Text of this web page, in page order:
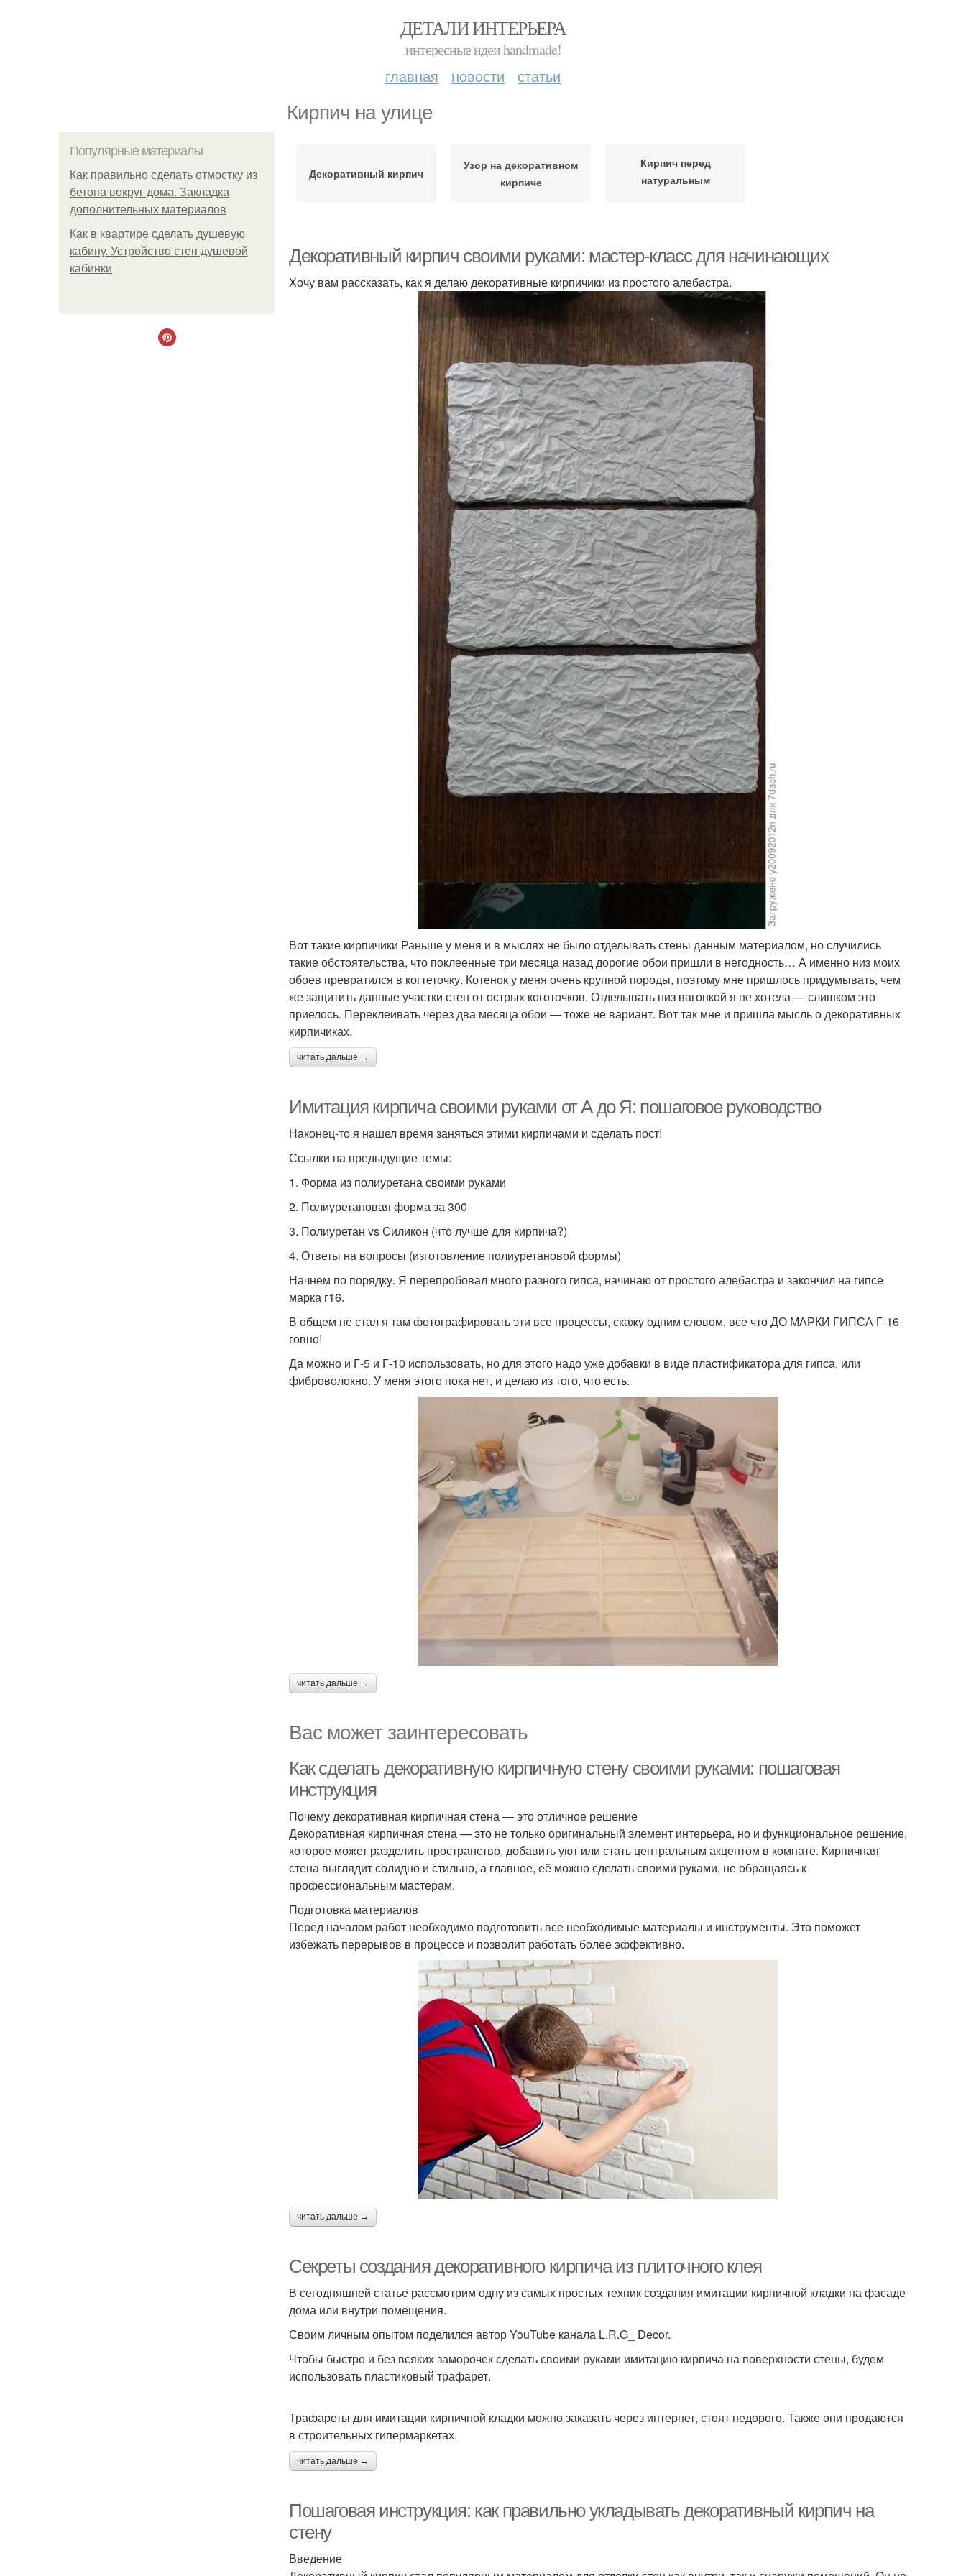
ДЕТАЛИ ИНТЕРЬЕРА
интересные идеи handmade!
главная новости статьи
Кирпич на улице
Популярные материалы
Как правильно сделать отмостку из
бетона вокруг дома. Закладка
дополнительных материалов
Как в квартире сделать душевую
кабину. Устройство стен душевой
кабинки
Декоративный кирпич
Узор на декоративном
кирпиче
Кирпич перед
натуральным
Декоративный кирпич своими руками: мастер-класс для начинающих
Хочу вам рассказать, как я делаю декоративные кирпичики из простого алебастра.
Вот такие кирпичики Раньше у меня и в мыслях не было отделывать стены данным материалом, но случились
такие обстоятельства, что поклеенные три месяца назад дорогие обои пришли в негодность… А именно низ моих
обоев превратился в когтеточку. Котенок у меня очень крупной породы, поэтому мне пришлось придумывать, чем
же защитить данные участки стен от острых коготочков. Отделывать низ вагонкой я не хотела — слишком это
приелось. Переклеивать через два месяца обои — тоже не вариант. Вот так мне и пришла мысль о декоративных
кирпичиках.
читать дальше →
Имитация кирпича своими руками от А до Я: пошаговое руководство
Наконец-то я нашел время заняться этими кирпичами и сделать пост!
Ссылки на предыдущие темы:
1. Форма из полиуретана своими руками
2. Полиуретановая форма за 300
3. Полиуретан vs Силикон (что лучше для кирпича?)
4. Ответы на вопросы (изготовление полиуретановой формы)
Начнем по порядку. Я перепробовал много разного гипса, начинаю от простого алебастра и закончил на гипсе
марка г16.
В общем не стал я там фотографировать эти все процессы, скажу одним словом, все что ДО МАРКИ ГИПСА Г-16
говно!
Да можно и Г-5 и Г-10 использовать, но для этого надо уже добавки в виде пластификатора для гипса, или
фиброволокно. У меня этого пока нет, и делаю из того, что есть.
читать дальше →
Вас может заинтересовать
Как сделать декоративную кирпичную стену своими руками: пошаговая
инструкция
Почему декоративная кирпичная стена — это отличное решение
Декоративная кирпичная стена — это не только оригинальный элемент интерьера, но и функциональное решение,
которое может разделить пространство, добавить уют или стать центральным акцентом в комнате. Кирпичная
стена выглядит солидно и стильно, а главное, её можно сделать своими руками, не обращаясь к
профессиональным мастерам.
Подготовка материалов
Перед началом работ необходимо подготовить все необходимые материалы и инструменты. Это поможет
избежать перерывов в процессе и позволит работать более эффективно.
читать дальше →
Секреты создания декоративного кирпича из плиточного клея
В сегодняшней статье рассмотрим одну из самых простых техник создания имитации кирпичной кладки на фасаде
дома или внутри помещения.
Своим личным опытом поделился автор YouTube канала L.R.G_ Decor.
Чтобы быстро и без всяких заморочек сделать своими руками имитацию кирпича на поверхности стены, будем
использовать пластиковый трафарет.
Трафареты для имитации кирпичной кладки можно заказать через интернет, стоят недорого. Также они продаются
в строительных гипермаркетах.
читать дальше →
Пошаговая инструкция: как правильно укладывать декоративный кирпич на
стену
Введение